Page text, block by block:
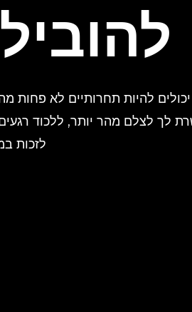
לך לצלם מהר יותר, ללכוד רגעים
לזכות